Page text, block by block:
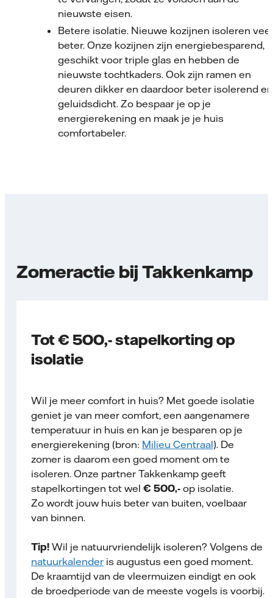
nieuwste eisen.
Betere isolatie. Nieuwe kozijnen isoleren veel
beter. Onze kozijnen zijn energiebesparend,
geschikt voor triple glas en hebben de
nieuwste tochtkaders. Ook zijn ramen en
deuren dikker en daardoor beter isolerend en
geluidsdicht. Zo bespaar je op je
energierekening en maak je je huis
comfortabeler.
Zomeractie bij Takkenkamp
Tot € 500,- stapelkorting op
isolatie
Wil je meer comfort in huis? Met goede isolatie
geniet je van meer comfort, een aangenamere
temperatuur in huis en kan je besparen op je
energierekening (bron: Milieu Centraal). De
zomer is daarom een goed moment om te
isoleren. Onze partner Takkenkamp geeft
stapelkortingen tot wel € 500,-op isolatie.
Zo wordt jouw huis beter van buiten, voelbaar
van binnen.
Tip! Wil je natuurvriendelijk isoleren? Volgens de
natuurkalenderis augustus een goed moment.
De kraamtijd van de vleermuizen eindigt en ook
de broedperiode van de meeste vogels is voorbij.